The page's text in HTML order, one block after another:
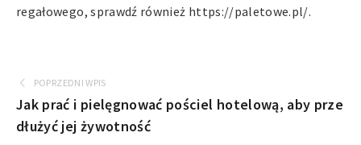
regałowego, sprawdź również https://paletowe.pl/.
POPRZEDNI WPIS
Jak prać i pielęgnować pościel hotelową, aby prze
dłużyć jej żywotność